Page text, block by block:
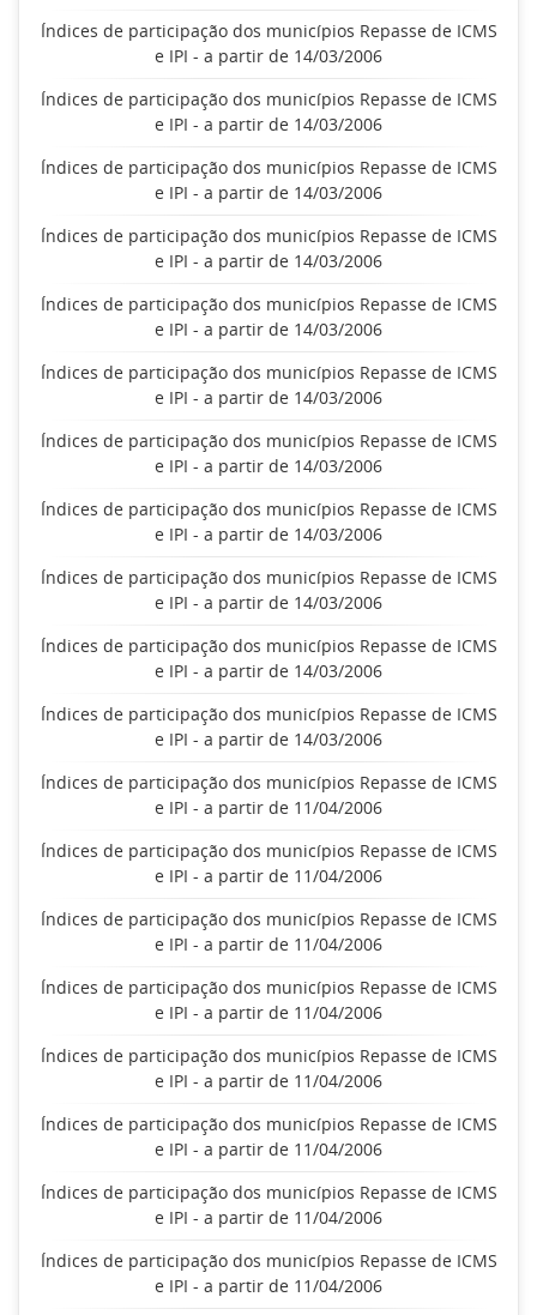
Índices de participação dos municípios Repasse de ICMS
e IPI - a partir de 14/03/2006
Índices de participação dos municípios Repasse de ICMS
e IPI - a partir de 14/03/2006
Índices de participação dos municípios Repasse de ICMS
e IPI - a partir de 14/03/2006
Índices de participação dos municípios Repasse de ICMS
e IPI - a partir de 14/03/2006
Índices de participação dos municípios Repasse de ICMS
e IPI - a partir de 14/03/2006
Índices de participação dos municípios Repasse de ICMS
e IPI - a partir de 14/03/2006
Índices de participação dos municípios Repasse de ICMS
e IPI - a partir de 14/03/2006
Índices de participação dos municípios Repasse de ICMS
e IPI - a partir de 14/03/2006
Índices de participação dos municípios Repasse de ICMS
e IPI - a partir de 14/03/2006
Índices de participação dos municípios Repasse de ICMS
e IPI - a partir de 14/03/2006
Índices de participação dos municípios Repasse de ICMS
e IPI - a partir de 14/03/2006
Índices de participação dos municípios Repasse de ICMS
e IPI - a partir de 11/04/2006
Índices de participação dos municípios Repasse de ICMS
e IPI - a partir de 11/04/2006
Índices de participação dos municípios Repasse de ICMS
e IPI - a partir de 11/04/2006
Índices de participação dos municípios Repasse de ICMS
e IPI - a partir de 11/04/2006
Índices de participação dos municípios Repasse de ICMS
e IPI - a partir de 11/04/2006
Índices de participação dos municípios Repasse de ICMS
e IPI - a partir de 11/04/2006
Índices de participação dos municípios Repasse de ICMS
e IPI - a partir de 11/04/2006
Índices de participação dos municípios Repasse de ICMS
e IPI - a partir de 11/04/2006